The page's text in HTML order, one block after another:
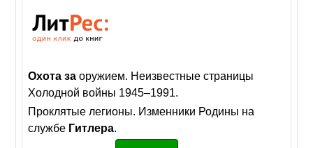
Охота за оружием. Неизвестные страницы
Холодной войны 1945–1991.
Проклятые легионы. Изменники Родины на
службе Гитлера.